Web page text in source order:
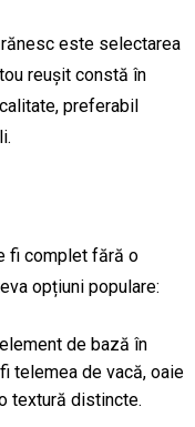
este selectarea
reușit constă în
preferabil
fi complet fără o
opțiuni populare:
de bază în
telemea de vacă, oaie
textură distincte.